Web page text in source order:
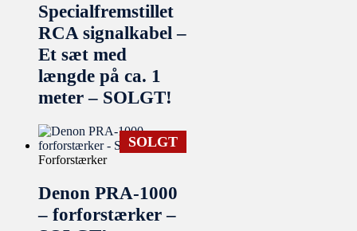
Specialfremstillet
RCA signalkabel –
Et sæt med
længde på ca. 1
meter – SOLGT!
SOLGT
Forforstærker
Denon PRA-1000
– forforstærker –